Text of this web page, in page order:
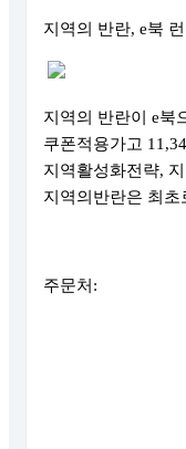
지역의 반란, e북
지역의 반란이 e북
쿠폰적용가고
지역활성화전략,
지역의반란은 최초
주문처 :